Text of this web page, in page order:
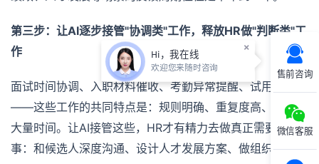
第三步：让AI逐步接管"协调类"工作，释放HR做"判断类"工
作
面试时间协调、入职材料催收、考勤异常提醒、试用期跟进
——这些工作的共同特点是：规则明确、重复度高、但占用
大量时间。让AI接管这些，HR才有精力去做真正需要人的
事：和候选人深度沟通、设计人才发展方案、做组织诊断。
售前咨询
×
Hi，我在线
欢迎您来随时咨询
微信客服